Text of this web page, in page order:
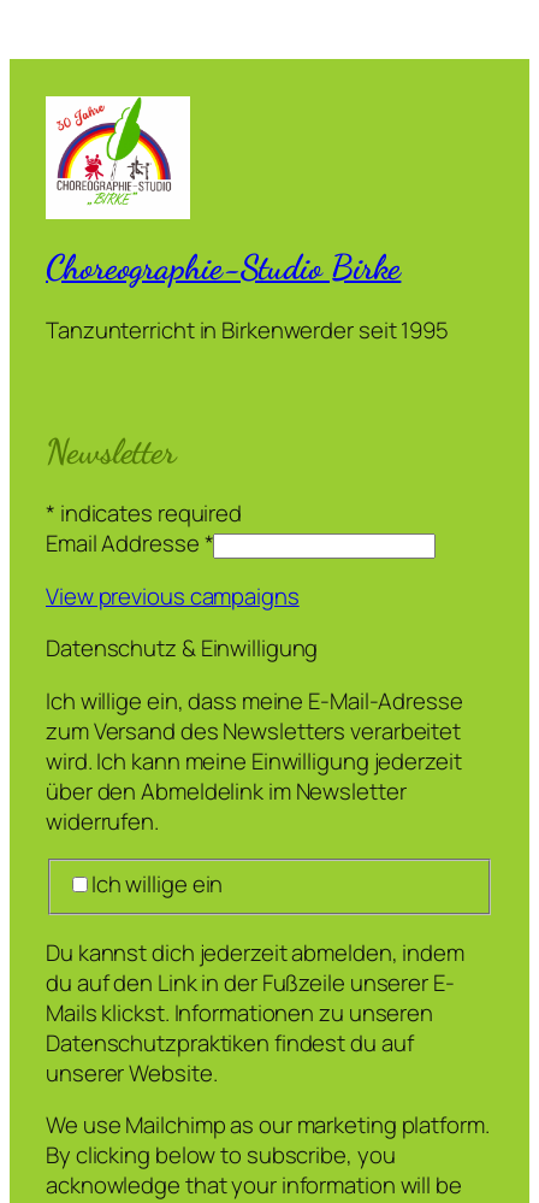
Choreographie-Studio Birke
Tanzunterricht in Birkenwerder seit 1995
Newsletter
* indicates required
Email Addresse*
View previous campaigns
Datenschutz & Einwilligung
Ich willige ein, dass meine E-Mail-Adresse
zum Versand des Newsletters verarbeitet
wird. Ich kann meine Einwilligung jederzeit
über den Abmeldelink im Newsletter
widerrufen.
Ich willige ein
Du kannst dich jederzeit abmelden, indem
du auf den Link in der Fußzeile unserer E-
Mails klickst. Informationen zu unseren
Datenschutzpraktiken findest du auf
unserer Website.
We use Mailchimp as our marketing platform.
By clicking below to subscribe, you
acknowledge that your information will be